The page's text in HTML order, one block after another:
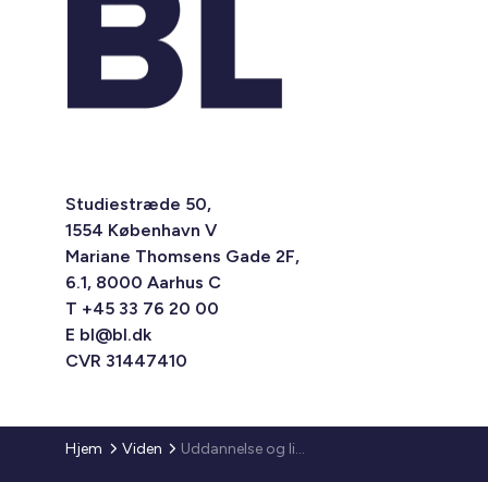
Studiestræde 50,
1554 København V
Mariane Thomsens Gade 2F,
6.1, 8000 Aarhus C
T +45 33 76 20 00
E bl@bl.dk
CVR 31447410
Hjem Viden Uddannelse og livschancer